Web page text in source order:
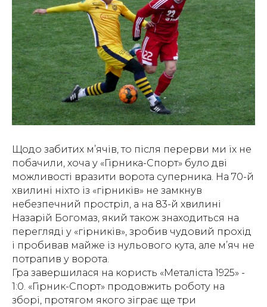
Щодо забитих м’ячів, то після перерви ми їх не
побачили, хоча у «Гірника-Спорт» було дві
можливості вразити ворота суперника. На 70-й
хвилині ніхто із «гірників» не замкнув
небезпечний простріл, а на 83-й хвилині
Назарій Богомаз, який також знаходиться на
перегляді у «гірників», зробив чудовий прохід
і пробивав майже із нульового кута, але м’яч не
потрапив у ворота.
Гра завершилася на користь «Металіста 1925» -
1:0. «Гірник-Спорт» продовжить роботу на
зборі, протягом якого зіграє ще три